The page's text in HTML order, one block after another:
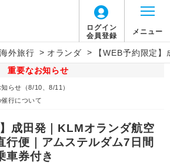
ログイン
会員登録
メニュー
海外旅行 > オランダ >
【WEB予約限定
重要なお知らせ
らせ（8/10、8/11）
行について
成田発｜KLMオランダ航空
行便｜アムステルダム7日間
車券付き